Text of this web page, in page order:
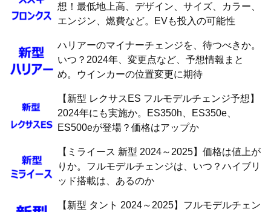
想！最低地上高、デザイン、サイズ、カラー、
エンジン、燃費など。EVも投入の可能性
ハリアーのマイナーチェンジを、待つべきか。
いつ？2024年、変更点など、予想情報まと
め。ウインカーの位置変更に期待
【新型 レクサスES フルモデルチェンジ予想】
2024年にも実施か。ES350h、ES350e、
ES500eが登場？価格はアップか
【ミライース 新型 2024～2025】価格は値上が
りか。フルモデルチェンジは、いつ？ハイブリ
ッド搭載は、あるのか
【新型 タント 2024～2025】フルモデルチェン